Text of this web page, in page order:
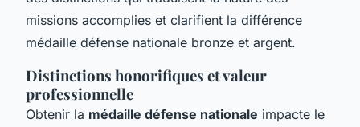
missions accomplies et clarifient la différence
médaille défense nationale bronze et argent.
Distinctions honorifiques et valeur
professionnelle
Obtenir la médaille défense nationale impacte le